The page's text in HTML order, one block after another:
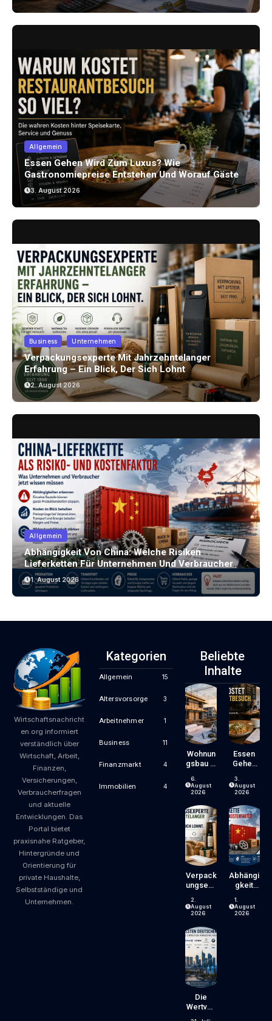
Allgemein
Essen Gehen Wird Zum Luxus? Wie
Gastronomiepreise Entstehen Und Worauf Gäste
Achten Können
3. August 2026
Business Unternehmen
Verpackungsexperte Mit Jahrzehntelanger
Erfahrung – Ein Blick, Der Sich Lohnt
2. August 2026
Allgemein
Abhängigkeit Von China: Welche Risiken
Lieferketten Für Unternehmen Und Verbraucher
Bergen
1. August 2026
Wirtschaftsnachricht
en.org informiert
verständlich über
Wirtschaft, Arbeit,
Finanzen,
Versicherungen,
Verbraucherfragen
und aktuelle
Entwicklungen. Das
Portal bietet
praxisnahe Ratgeber,
Hintergründe und
Orientierung für
private Haushalte,
Selbstständige und
Unternehmen.
Kategorien
Allgemein 15
Altersvorsorge 3
Arbeitnehmer 1
Business 11
Finanzmarkt 4
Immobilien 4
Beliebte
Inhalte
Wohnun
Gsbau In
Krise:
Worauf
En Und
Käufer
Bei
Kosten,
Finanzie
Rung
Zeitplan
Achten
Sollten
6.
August
2026
Essen
Gehen
Zum
Luxus?
Gastron
Omiepre
Ise
Entsteh
En Und
Worauf
Gäste
Achten
Können
3.
August
2026
Verpack
Ungsexp
Jahrzeh
Ntelang
Erfahrun
G – Ein
Blick,
Der Sich
Lohnt
2.
August
2026
Abhängi
Gkeit
China:
Welche
1.
August
2026
Die
Wertvoll